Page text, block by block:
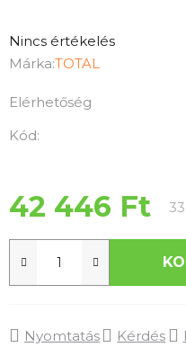
A
termék
értékelése
5-
csillag.
Nincs értékelés
Márka:TOTAL
Elérhetőség
Kód:
42 446 Ft
Nyomtatás Kérdés